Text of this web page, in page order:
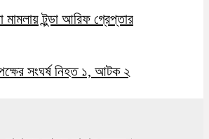
মামলায় টুন্ডা আরিফ গ্রেপ্তার
সংঘর্ষ নিহত ১, আটক ২